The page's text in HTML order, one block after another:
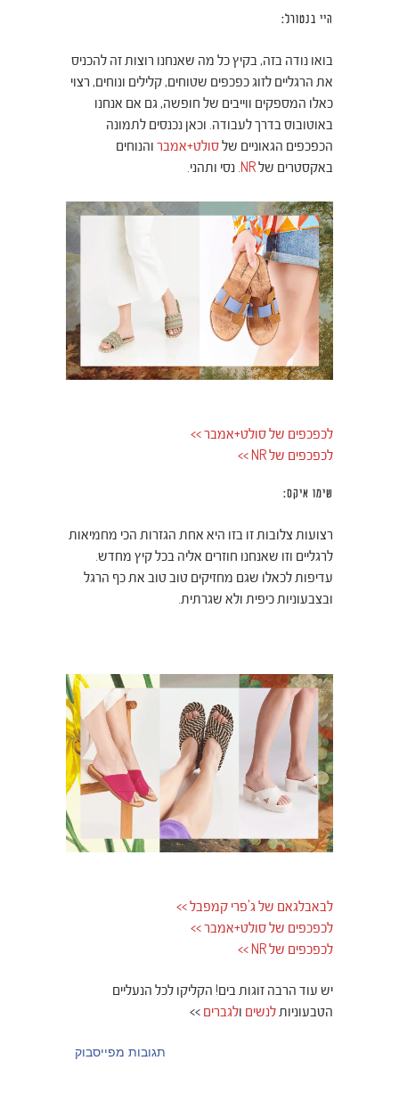
היי בנטורל:
בואו נודה בזה, בקיץ כל מה שאנחנו רוצות זה להכניס
את הרגליים לזוג כפכפים שטוחים, קלילים ונוחים, רצוי
כאלו המספקים ווייבים של חופשה, גם אם אנחנו
באוטובוס בדרך לעבודה. וכאן נכנסים לתמונה
הכפכפים הגאוניים שלסולט+אמבר והנוחים
באקסטרים שלNR. נסי ותהני.
לכפכפים של סולט+אמבר >>
לכפכפים של NR >>
שימו איקס:
רצועות צלובות זו בזו היא אחת הגזרות הכי מחמיאות
לרגליים וזו שאנחנו חוזרים אליה בכל קיץ מחדש.
עדיפות לכאלו שגם מחזיקים טוב טוב את כף הרגל
ובצבעוניות כיפית ולא שגרתית.
לבאבלגאם של ג'פרי קמפבל >>
לכפכפים של סולט+אמבר >>
לכפכפים של NR >>
יש עוד הרבה זוגות בים! הקליקו לכל הנעליים
הטבעוניותלנשים ולגברים >>
תגובות מפייסבוק